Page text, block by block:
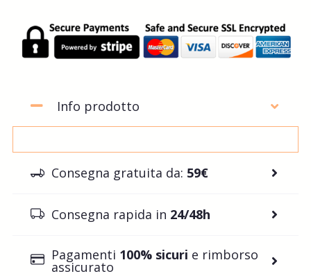
Info prodotto
Consegna gratuita da: 59€
Consegna rapida in 24/48h
Pagamenti 100% sicuri e rimborso
assicurato